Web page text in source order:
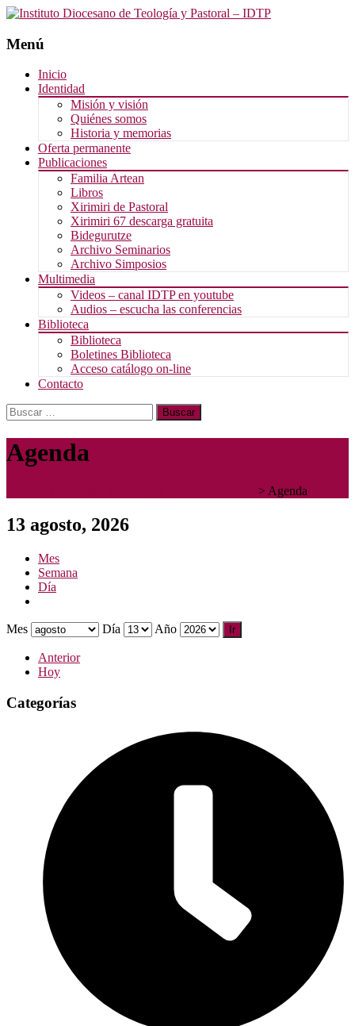
Menú
Saltar
contenido
Inicio
Identidad
Misión y visión
Quiénes somos
Historia y memorias
Oferta permanente
Publicaciones
Familia Artean
Libros
Xirimiri de Pastoral
Xirimiri 67 descarga gratuita
Bidegurutze
Archivo Seminarios
Archivo Simposios
Multimedia
Videos – canal IDTP en youtube
Audios – escucha las conferencias
Biblioteca
Biblioteca
Boletines Biblioteca
Acceso catálogo on-line
Contacto
Buscar:
Agenda
> Agenda
13 agosto, 2026
Mes
Semana
Día
Mes Día Año
Anterior
Hoy
Categorías